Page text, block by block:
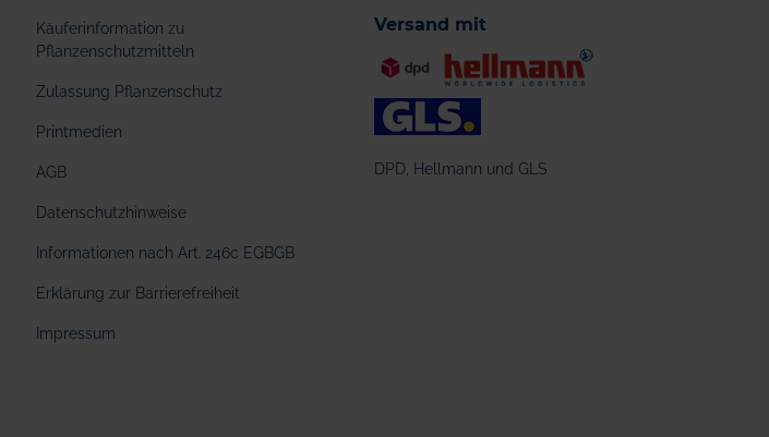
Käuferinformation zu
Pflanzenschutzmitteln
Zulassung Pflanzenschutz
Printmedien
AGB
Datenschutzhinweise
Informationen nach Art. 246c EGBGB
Erklärung zur Barrierefreiheit
Impressum
Versand mit
DPD, Hellmann und GLS